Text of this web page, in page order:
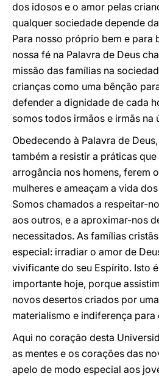
dos idosos e o amor pelas
qualquer sociedade depende
Para nosso próprio bem e para
nossa fé na Palavra de Deus
missão das famílias na
crianças como uma bênção
defender a dignidade de cada
somos todos irmãos e irmãs na
Obedecendo à Palavra de
também a resistir a práticas
arrogância nos homens, ferem
mulheres e ameaçam a vida
Somos chamados a respeitar-
aos outros, e a aproximar-nos
necessitados. As famílias
especial: irradiar o amor de
vivificante do seu Espírito. Isto
importante hoje, porque
novos desertos criados por
materialismo e indiferença
Aqui no coração desta
as mentes e os corações das
apelo de modo especial aos